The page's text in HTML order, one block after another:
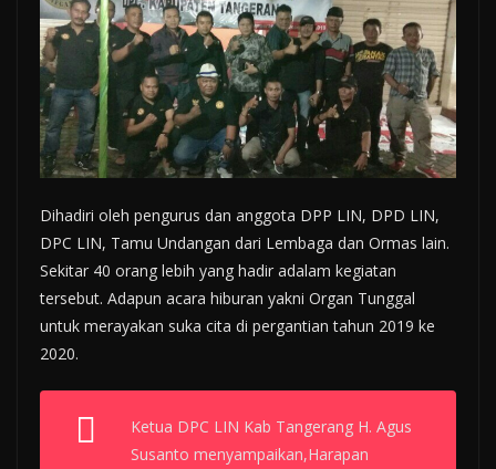
Dihadiri oleh pengurus dan anggota DPP LIN, DPD LIN,
DPC LIN, Tamu Undangan dari Lembaga dan Ormas lain.
Sekitar 40 orang lebih yang hadir adalam kegiatan
tersebut. Adapun acara hiburan yakni Organ Tunggal
untuk merayakan suka cita di pergantian tahun 2019 ke
2020.
Ketua DPC LIN Kab Tangerang H. Agus
Susanto menyampaikan,Harapan